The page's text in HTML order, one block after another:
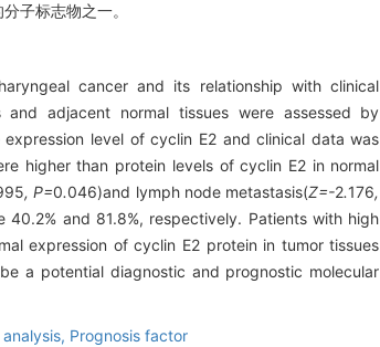
子标志物之一。
cancer and its relationship with clinical
adjacent normal tissues were assessed by
level of cyclin E2 and clinical data was
higher than protein levels of cyclin E2 in normal
, P=0.046)and lymph node metastasis(Z=-2.176,
and 81.8%, respectively. Patients with high
expression of cyclin E2 protein in tumor tissues
a potential diagnostic and prognostic molecular
Prognosis factor